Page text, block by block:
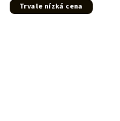
Trvale nízká cena